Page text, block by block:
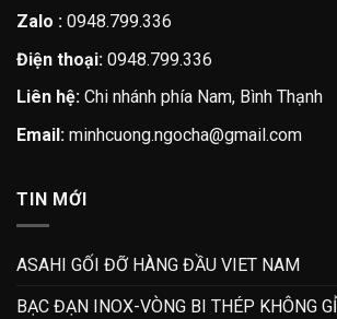
Zalo : 0948.799.336
Điện thoại: 0948.799.336
Liên hệ: Chi nhánh phía Nam, Bình Thạnh
Email: minhcuong.ngocha@gmail.com
TIN MỚI
ASAHI GỐI ĐỠ HÀNG ĐẦU VIET NAM
BẠC ĐẠN INOX-VÒNG BI THÉP KHÔNG GỈ